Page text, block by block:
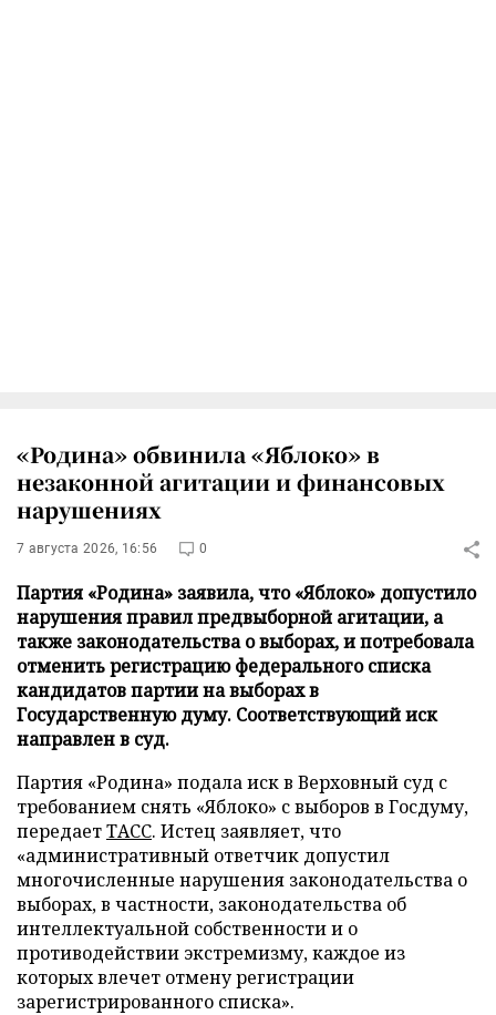
«Родина» обвинила «Яблоко» в
незаконной агитации и финансовых
нарушениях
7 августа 2026, 16:56 0
Партия «Родина» заявила, что «Яблоко» допустило
нарушения правил предвыборной агитации, а
также законодательства о выборах, и потребовала
отменить регистрацию федерального списка
кандидатов партии на выборах в
Государственную думу. Соответствующий иск
направлен в суд.
Партия «Родина» подала иск в Верховный суд с
требованием снять «Яблоко» с выборов в Госдуму,
передаетТАСС. Истец заявляет, что
«административный ответчик допустил
многочисленные нарушения законодательства о
выборах, в частности, законодательства об
интеллектуальной собственности и о
противодействии экстремизму, каждое из
которых влечет отмену регистрации
зарегистрированного списка».